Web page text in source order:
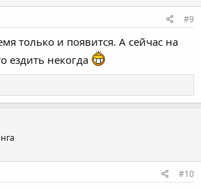
#9
только и появится. А сейчас на
ездить некогда
#10